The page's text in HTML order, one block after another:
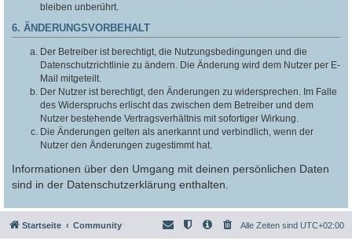
bleiben unberührt.
6. ÄNDERUNGSVORBEHALT
Der Betreiber ist berechtigt, die Nutzungsbedingungen und die
Datenschutzrichtlinie zu ändern. Die Änderung wird dem Nutzer per E-
Mail mitgeteilt.
Der Nutzer ist berechtigt, den Änderungen zu widersprechen. Im Falle
des Widerspruchs erlischt das zwischen dem Betreiber und dem
Nutzer bestehende Vertragsverhältnis mit sofortiger Wirkung.
Die Änderungen gelten als anerkannt und verbindlich, wenn der
Nutzer den Änderungen zugestimmt hat.
Informationen über den Umgang mit deinen persönlichen Daten
sind in der Datenschutzerklärung enthalten.
Startseite Community Alle Zeiten sind UTC+02:00